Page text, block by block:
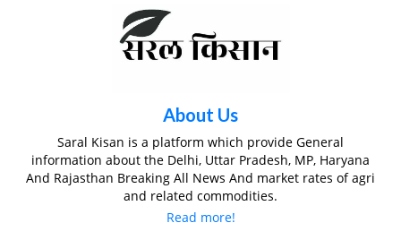
About Us
Saral Kisan is a platform which provide General
information about the Delhi, Uttar Pradesh, MP, Haryana
And Rajasthan Breaking All News And market rates of agri
and related commodities.
Read more!